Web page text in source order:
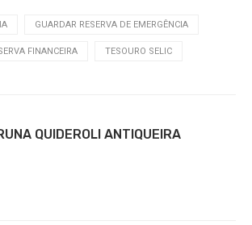
GUARDAR RESERVA DE EMERGÊNCIA
FINANCEIRA TESOURO SELIC
QUIDEROLI ANTIQUEIRA